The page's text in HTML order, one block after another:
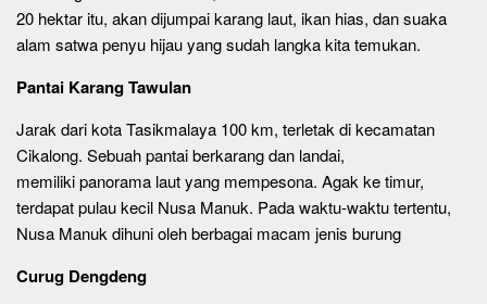
20 hektar itu, akan dijumpai karang laut, ikan hias, dan suaka
alam satwa penyu hijau yang sudah langka kita temukan.
Pantai Karang Tawulan
Jarak dari kota Tasikmalaya 100 km, terletak di kecamatan
Cikalong. Sebuah pantai berkarang dan landai,
memiliki panorama laut yang mempesona. Agak ke timur,
terdapat pulau kecil Nusa Manuk. Pada waktu-waktu tertentu,
Nusa Manuk dihuni oleh berbagai macam jenis burung
Curug Dengdeng